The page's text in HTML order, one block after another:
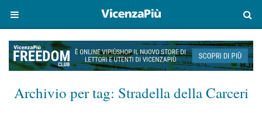
Archivio per tag: Stradella della Carceri